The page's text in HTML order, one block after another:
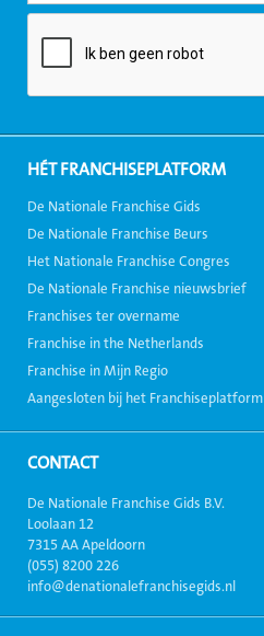
HÉT FRANCHISEPLATFORM
De Nationale Franchise Gids
De Nationale Franchise Beurs
Het Nationale Franchise Congres
De Nationale Franchise nieuwsbrief
Franchises ter overname
Franchise in the Netherlands
Franchise in Mijn Regio
Aangesloten bij het Franchiseplatform
CONTACT
De Nationale Franchise Gids B.V.
Loolaan 12
7315 AA Apeldoorn
(055) 8200 226
info@denationalefranchisegids.nl